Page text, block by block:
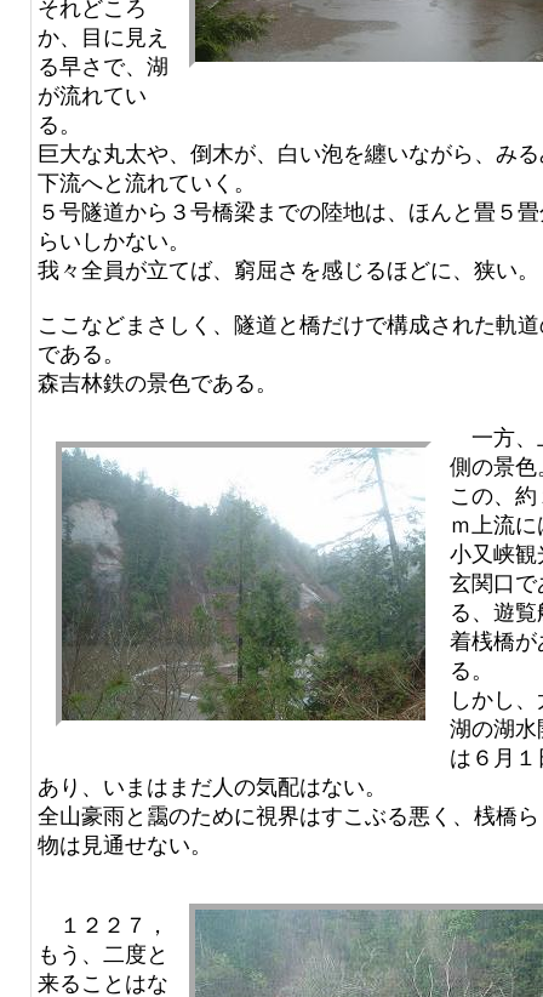
それどころ
か、目に見え
る早さで、湖
が流れてい
る。
巨大な丸太や、倒木が、白い泡を纏いながら、み
下流へと流れていく。
５号隧道から３号橋梁までの陸地は、ほんと畳５
らいしかない。
我々全員が立てば、窮屈さを感じるほどに、狭い。
ここなどまさしく、隧道と橋だけで構成された軌
である。
森吉林鉄の景色である。
一方、
側の景色
この、約
ｍ上流に
小又峡観
玄関口で
る、遊覧
着桟橋が
る。
しかし
湖の湖水
は６月１
あり、いまはまだ人の気配はない。
全山豪雨と靄のために視界はすこぶる悪く、桟橋
物は見通せない。
１２２７，
もう、二度と
来ることはな